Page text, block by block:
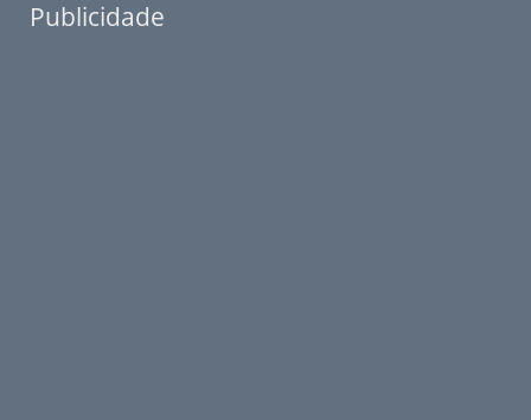
Publicidade